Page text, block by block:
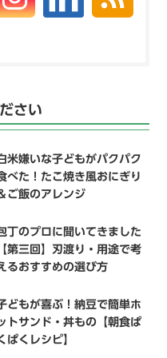
さい
米嫌いな子どもがパクパク
べた！たこ焼き風おにぎり
ご飯のアレンジ
丁のプロに聞いてきました
【第三回】刃渡り・用途で考
るおすすめの選び方
どもが喜ぶ！納豆で簡単ホ
トサンド・丼もの【朝食ぱ
ぱくレシピ】